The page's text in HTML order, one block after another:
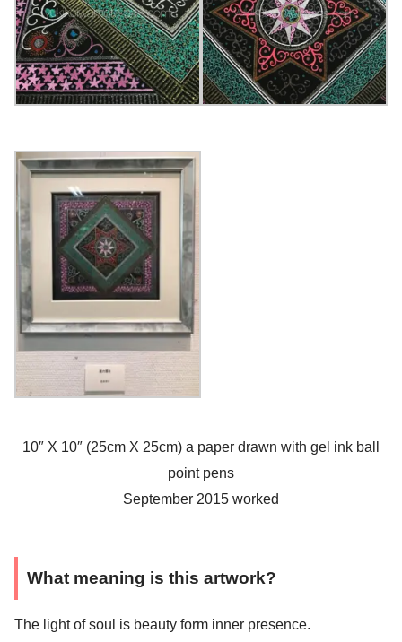
10″ X 10″ (25cm X 25cm) a paper drawn with gel ink ball
point pens
September 2015 worked
What meaning is this artwork?
The light of soul is beauty form inner presence.